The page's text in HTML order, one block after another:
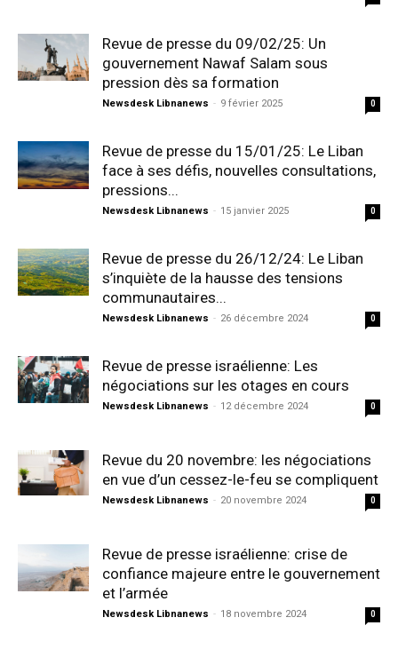
Revue de presse du 09/02/25: Un
gouvernement Nawaf Salam sous
pression dès sa formation
Newsdesk Libnanews - 9 février 2025 0
Revue de presse du 15/01/25: Le Liban
face à ses défis, nouvelles consultations,
pressions...
Newsdesk Libnanews - 15 janvier 2025 0
Revue de presse du 26/12/24: Le Liban
s’inquiète de la hausse des tensions
communautaires...
Newsdesk Libnanews - 26 décembre 2024 0
Revue de presse israélienne: Les
négociations sur les otages en cours
Newsdesk Libnanews - 12 décembre 2024 0
Revue du 20 novembre: les négociations
en vue d’un cessez-le-feu se compliquent
Newsdesk Libnanews - 20 novembre 2024 0
Revue de presse israélienne: crise de
confiance majeure entre le gouvernement
et l’armée
Newsdesk Libnanews - 18 novembre 2024 0